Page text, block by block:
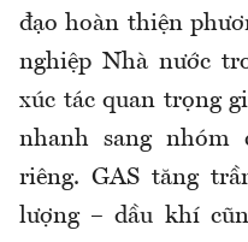
đạo hoàn thiện
nghiệp Nhà nước
xúc tác quan trọng
nhanh sang nhóm
riêng. GAS tăng
lượng – dầu khí